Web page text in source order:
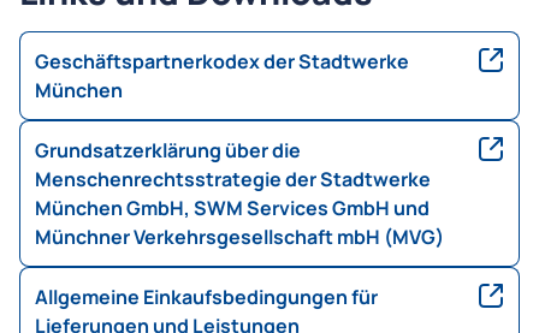
Geschäftspartnerkodex der Stadtwerke
München
Grundsatzerklärung über die
Menschenrechtsstrategie der Stadtwerke
München GmbH, SWM Services GmbH und
Münchner Verkehrsgesellschaft mbH (MVG)
Allgemeine Einkaufsbedingungen für
Lieferungen und Leistungen